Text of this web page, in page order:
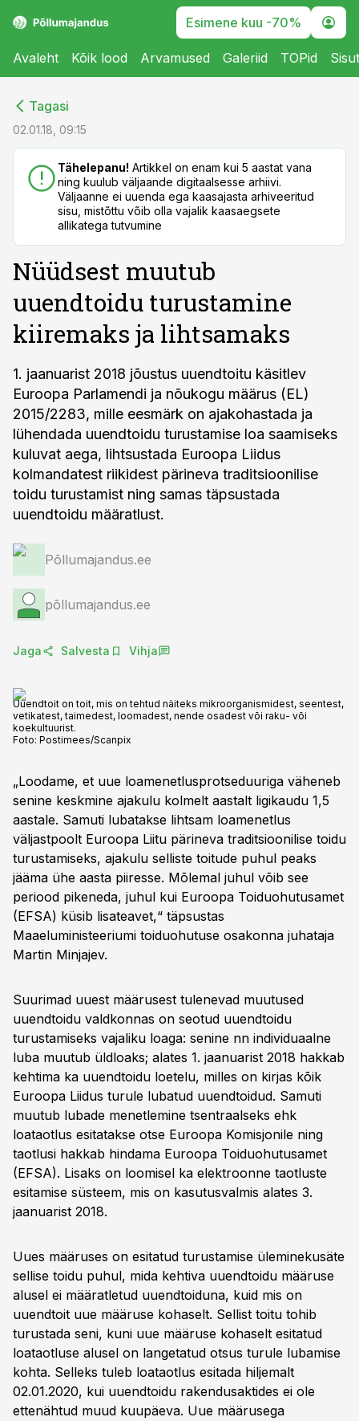
Esimene kuu -70%
Avaleht Kõik lood Arvamused Galeriid TOPid
Tagasi
02.01.18, 09:15
Tähelepanu! Artikkel on enam kui 5 aastat vana
ning kuulub väljaande digitaalsesse arhiivi.
Väljaanne ei uuenda ega kaasajasta arhiveeritud
sisu, mistõttu võib olla vajalik kaasaegsete
allikatega tutvumine
Nüüdsest muutub
uuendtoidu turustamine
kiiremaks ja lihtsamaks
1. jaanuarist 2018 jõustus uuendtoitu käsitlev
Euroopa Parlamendi ja nõukogu määrus (EL)
2015/2283, mille eesmärk on ajakohastada ja
lühendada uuendtoidu turustamise loa saamiseks
kuluvat aega, lihtsustada Euroopa Liidus
kolmandatest riikidest pärineva traditsioonilise
toidu turustamist ning samas täpsustada
uuendtoidu määratlust.
Põllumajandus.ee
põllumajandus.ee
Jaga Salvesta Vihja
Uuendtoit on toit, mis on tehtud näiteks mikroorganismidest, seentest,
vetikatest, taimedest, loomadest, nende osadest või raku- või
koekultuurist.
Foto: Postimees/Scanpix
„Loodame, et uue loamenetlusprotseduuriga väheneb
senine keskmine ajakulu kolmelt aastalt ligikaudu 1,5
aastale. Samuti lubatakse lihtsam loamenetlus
väljastpoolt Euroopa Liitu pärineva traditsioonilise toidu
turustamiseks, ajakulu selliste toitude puhul peaks
jääma ühe aasta piiresse. Mõlemal juhul võib see
periood pikeneda, juhul kui Euroopa Toiduohutusamet
(EFSA) küsib lisateavet,“ täpsustas
Maaeluministeeriumi toiduohutuse osakonna juhataja
Martin Minjajev.
Suurimad uuest määrusest tulenevad muutused
uuendtoidu valdkonnas on seotud uuendtoidu
turustamiseks vajaliku loaga: senine nn individuaalne
luba muutub üldloaks; alates 1. jaanuarist 2018 hakkab
kehtima ka uuendtoidu loetelu, milles on kirjas kõik
Euroopa Liidus turule lubatud uuendtoidud. Samuti
muutub lubade menetlemine tsentraalseks ehk
loataotlus esitatakse otse Euroopa Komisjonile ning
taotlusi hakkab hindama Euroopa Toiduohutusamet
(EFSA). Lisaks on loomisel ka elektroonne taotluste
esitamise süsteem, mis on kasutusvalmis alates 3.
jaanuarist 2018.
Uues määruses on esitatud turustamise üleminekusäte
sellise toidu puhul, mida kehtiva uuendtoidu määruse
alusel ei määratletud uuendtoiduna, kuid mis on
uuendtoit uue määruse kohaselt. Sellist toitu tohib
turustada seni, kuni uue määruse kohaselt esitatud
loataotluse alusel on langetatud otsus turule lubamise
kohta. Selleks tuleb loataotlus esitada hiljemalt
02.01.2020, kui uuendtoidu rakendusaktides ei ole
ettenähtud muud kuupäeva. Uue määrusega